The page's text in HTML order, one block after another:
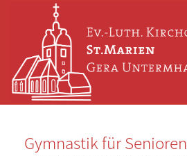
Gymnastik für Senioren